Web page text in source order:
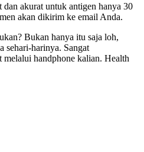
dan akurat untuk antigen hanya 30
akan dikirim ke email Anda.
Bukan hanya itu saja loh,
sehari-harinya. Sangat
melalui handphone kalian. Health